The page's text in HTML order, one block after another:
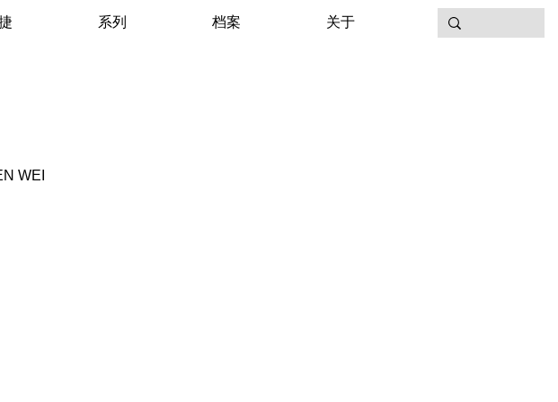
系列 档案 关于